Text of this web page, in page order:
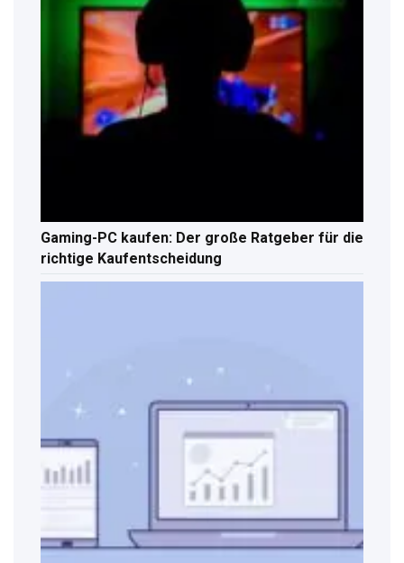
Gaming-PC kaufen: Der große Ratgeber für die
richtige Kaufentscheidung